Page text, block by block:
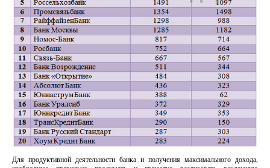
Для продуктивной деятельности банка и получения максимального дохода,